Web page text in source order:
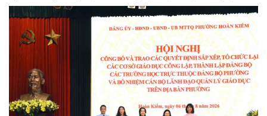
phường, chỉ định các đồng chí tham gia cấp ủy, Bí thư, Phó Bí
thư Đảng ủy, bổ nhiệm cán bộ lãnh đạo, quản lý giáo dục.